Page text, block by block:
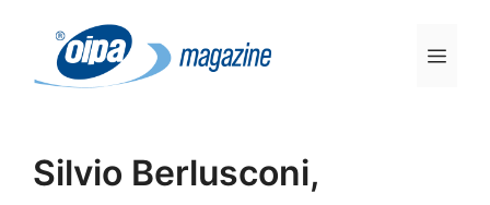
contenuto
Silvio Berlusconi,